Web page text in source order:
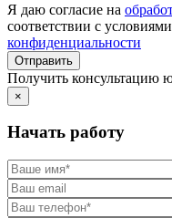
Я даю согласие на
соответствии с
конфиденциальности
Получить консультацию
×
Начать работу